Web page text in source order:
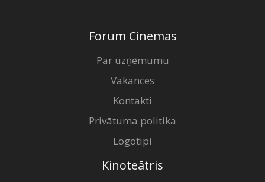
Forum Cinemas
Par uzņēmumu
Vakances
Kontakti
Privātuma politika
Logotipi
Kinoteātris